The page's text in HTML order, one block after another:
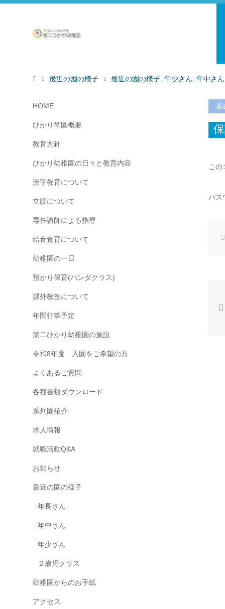
最近の園の様子 最近の園の様子, 年少さん, 年中さん
最
この
パス
HOME
ひかり学園概要
教育方針
ひかり幼稚園の日々と教育内容
漢字教育について
立腰について
専任講師による指導
給食食育について
幼稚園の一日
預かり保育(パンダクラス)
課外教室について
年間行事予定
第二ひかり幼稚園の施設
令和8年度 入園をご希望の方
よくあるご質問
各種書類ダウンロード
系列園紹介
求人情報
就職活動Q&A
お知らせ
最近の園の様子
年長さん
年中さん
年少さん
２歳児クラス
幼稚園からのお手紙
アクセス